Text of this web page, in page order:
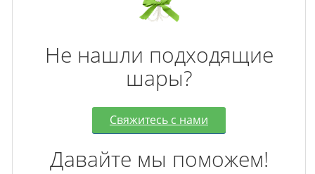
Не нашли подходящие
шары?
Свяжитесь с нами
Давайте мы поможем!